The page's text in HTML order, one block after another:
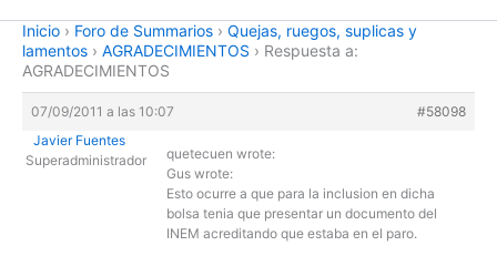
Inicio › Foro de Summarios › Quejas, ruegos, suplicas y
lamentos › AGRADECIMIENTOS › Respuesta a:
AGRADECIMIENTOS
07/09/2011 a las 10:07
#58098
Javier Fuentes
Superadministrador
quetecuen wrote:
Gus wrote:
Esto ocurre a que para la inclusion en dicha
bolsa tenia que presentar un documento del
INEM acreditando que estaba en el paro.